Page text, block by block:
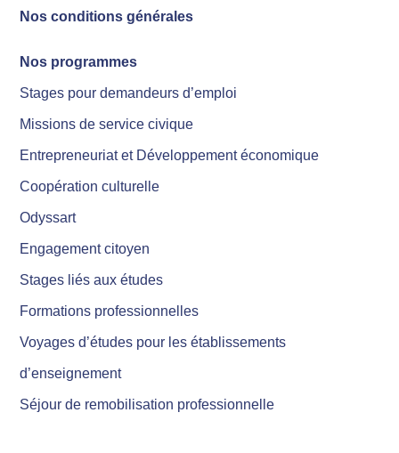
Nos conditions générales
Nos programmes
Stages pour demandeurs d’emploi
Missions de service civique
Entrepreneuriat et Développement économique
Coopération culturelle
Odyssart
Engagement citoyen
Stages liés aux études
Formations professionnelles
Voyages d’études pour les établissements
d’enseignement
Séjour de remobilisation professionnelle